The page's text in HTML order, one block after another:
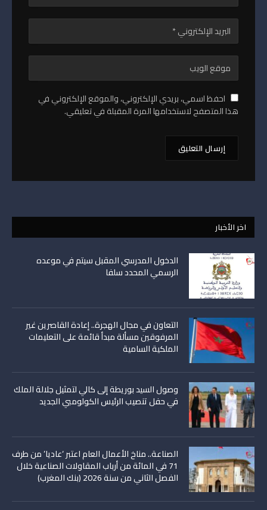
احفظ اسمي، بريدي الإلكتروني، والموقع الإلكتروني في
هذا المتصفح لاستخدامها المرة المقبلة في تعليقي.
اخر الأخبار
الدخول المدرسي المقبل سیتم في موعده
الرسمي المحدد سلفا
التعاون في مجال الهجرة.. إعادة القاصرين غير
المرفوقين مسألة مبدأ قائمة على التعليمات
الملكية السامية
وصول السيد بوريطة إلى كالي لتمثيل جلالة الملك
في حفل تنصيب الرئيس الكولومبي الجديد
الصناعة.. مناخ الأعمال العام اعتبر ‘عاديا’ من طرف
71 في المائة من أرباب المقاولات الصناعية خلال
الفصل الثاني من سنة 2026 (بنك المغرب)